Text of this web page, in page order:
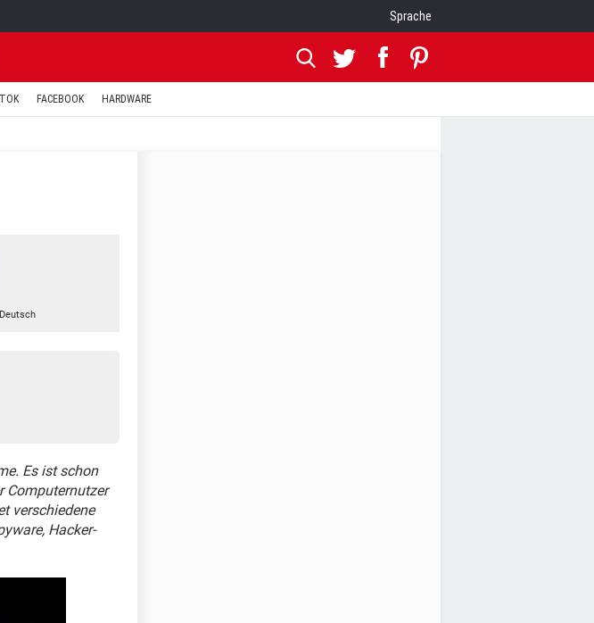
Sprache
FACEBOOK HARDWARE
Deutsch
Es ist schon
Computernutzer
verschiedene
Hacker-